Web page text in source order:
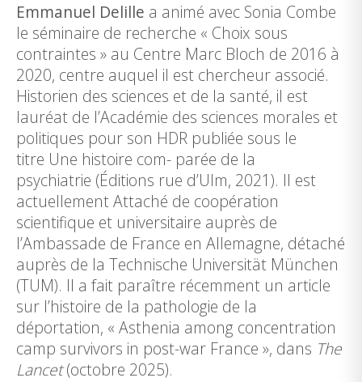
Emmanuel Delille a animé avec Sonia Combe
le séminaire de recherche « Choix sous
contraintes » au Centre Marc Bloch de 2016 à
2020, centre auquel il est chercheur associé.
Historien des sciences et de la santé, il est
lauréat de l’Académie des sciences morales et
politiques pour son HDR publiée sous le
titre Une histoire com- parée de la
psychiatrie (Éditions rue d’Ulm, 2021). Il est
actuellement Attaché de coopération
scientifique et universitaire auprès de
l’Ambassade de France en Allemagne, détaché
auprès de la Technische Universität München
(TUM). Il a fait paraître récemment un article
sur l’histoire de la pathologie de la
déportation, « Asthenia among concentration
camp survivors in post-war France », dans The
Lancet(octobre 2025).